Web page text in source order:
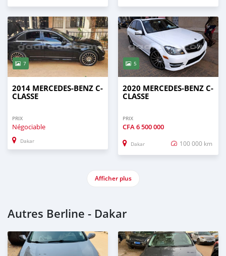
7
2014 MERCEDES-BENZ C-
CLASSE
PRIX
Négociable
Dakar
5
2020 MERCEDES-BENZ C-
CLASSE
PRIX
CFA6 500 000
Dakar 100 000 km
Afficher plus
Autres Berline - Dakar